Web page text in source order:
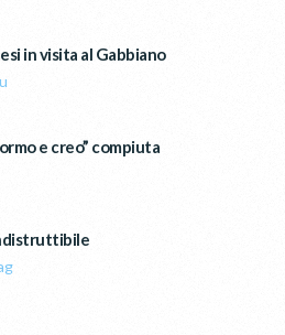
in visita al Gabbiano
e creo” compiuta